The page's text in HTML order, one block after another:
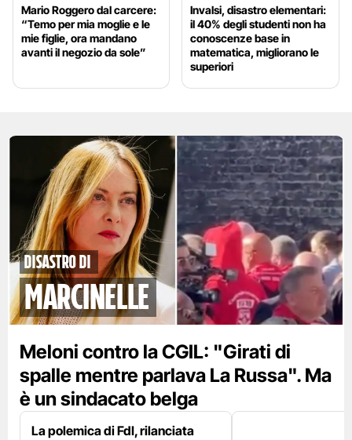
Mario Roggero dal carcere:
“Temo per mia moglie e le
mie figlie, ora mandano
avanti il negozio da sole”
Invalsi, disastro elementari:
il 40% degli studenti non ha
conoscenze base in
matematica, migliorano le
superiori
disastro di
marcinelle
Meloni contro la CGIL: "Girati di
spalle mentre parlava La Russa". Ma
è un sindacato belga
La polemica di FdI, rilanciata